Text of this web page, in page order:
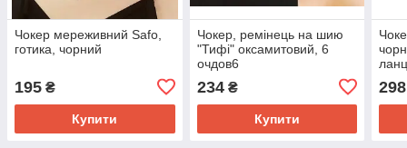
Чокер мереживний Safo,
готика, чорний
195 ₴
Купити
Чокер, ремінець на шию
"Тифі" оксамитовий, 6
очдов6
234₴
Купити
298